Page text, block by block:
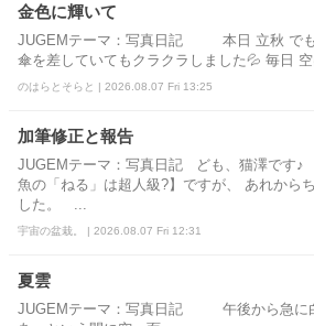
金色に輝いて
JUGEMテーマ：写真日記 本日 立秋 でも
傘を差していてもクラクラしました💦 毎日 空
のはらとそらと | 2026.08.07 Fri 13:25
加筆修正と報告
JUGEMテーマ：写真日記 ども、猫澤です♪
魚の「ねる」は超人級?】ですが、 あれから
した。 ...
宇宙の盆栽。 | 2026.08.07 Fri 12:31
夏雲
JUGEMテーマ：写真日記 午後から急